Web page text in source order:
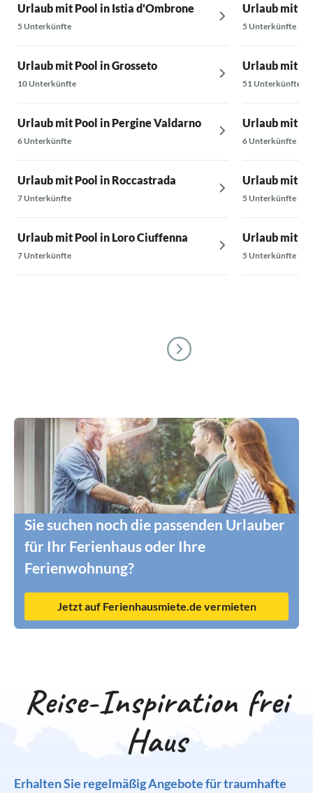
Urlaub mit Pool in Istia d'Ombrone
5 Unterkünfte
Urlaub mit Pool in Grosseto
10 Unterkünfte
Urlaub mit Pool in Pergine Valdarno
6 Unterkünfte
Urlaub mit Pool in Roccastrada
7 Unterkünfte
Urlaub mit Pool in Loro Ciuffenna
7 Unterkünfte
Urlaub mit
5 Unterkünfte
Urlaub mit
51 Unterkünfte
Urlaub mit
6 Unterkünfte
Urlaub mit
5 Unterkünfte
Urlaub mit
5 Unterkünfte
Sie suchen noch die passenden Urlauber
für Ihr Ferienhaus oder Ihre
Ferienwohnung?
Jetzt auf Ferienhausmiete.de vermieten
Reise-Inspiration frei
Haus
Erhalten Sie regelmäßig Angebote für traumhafte